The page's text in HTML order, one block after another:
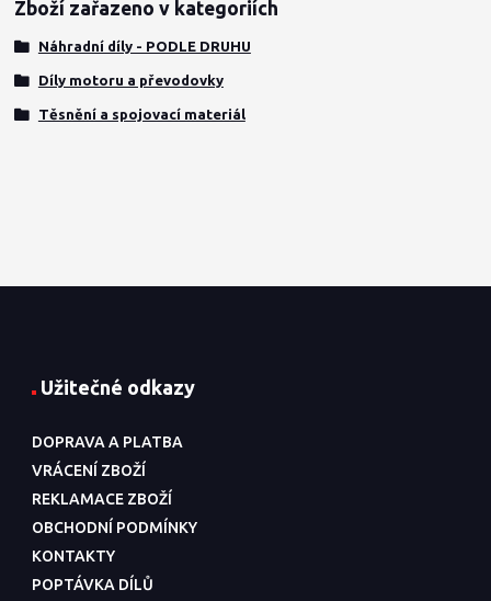
Zboží zařazeno v kategoriích
Náhradní díly - PODLE DRUHU
Díly motoru a převodovky
Těsnění a spojovací materiál
Užitečné odkazy
DOPRAVA A PLATBA
VRÁCENÍ ZBOŽÍ
REKLAMACE ZBOŽÍ
OBCHODNÍ PODMÍNKY
KONTAKTY
POPTÁVKA DÍLŮ